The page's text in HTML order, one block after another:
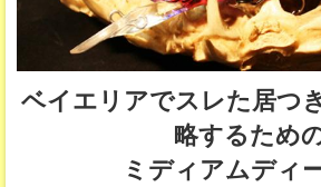
ベイエリアでスレた居つ
略するため
ミディアムディ